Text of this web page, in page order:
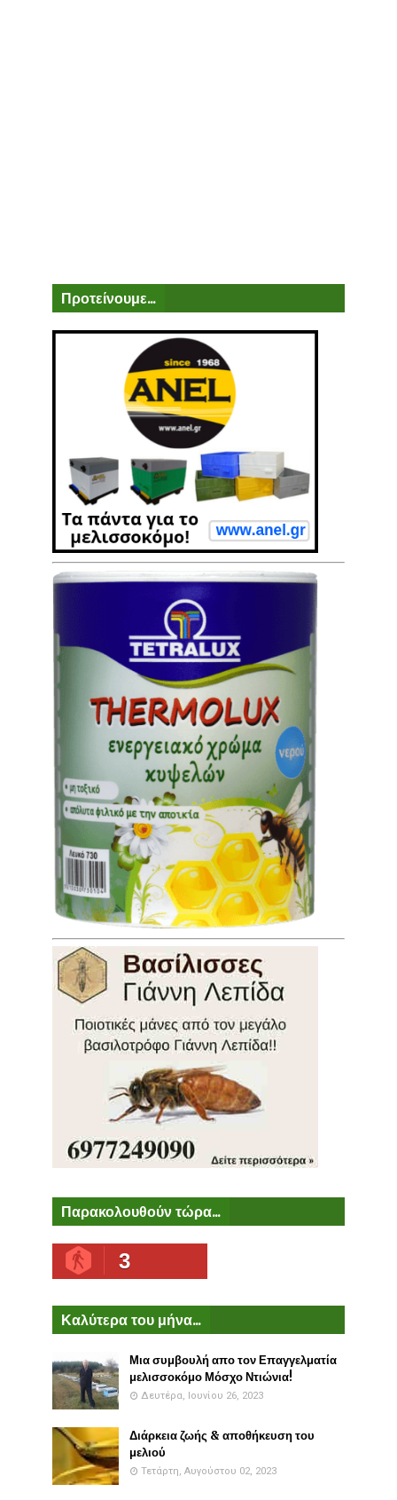
Προτείνουμε...
Παρακολουθούν τώρα...
3
Καλύτερα του μήνα...
Μια συμβουλή απο τον Επαγγελματία
μελισσοκόμο Μόσχο Ντιώνια!
Δευτέρα, Ιουνίου 26, 2023
Διάρκεια ζωής & αποθήκευση του
μελιού
Τετάρτη, Αυγούστου 02, 2023